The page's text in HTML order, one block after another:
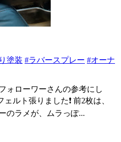
塗装 #ラバースプレー #オーナ
ォローワーさんの参考にし
ルト張りました❗ 前2枚は、
のラメが、ムラっぽ...